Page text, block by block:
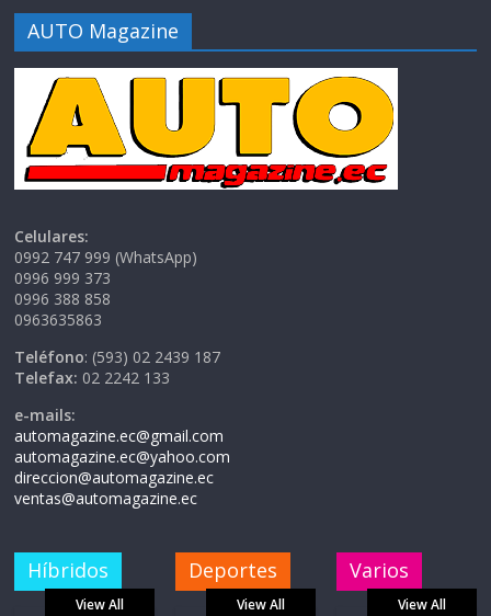
AUTO Magazine
Celulares:
0992 747 999 (WhatsApp)
0996 999 373
0996 388 858
0963635863
Teléfono: (593) 02 2439 187
Telefax: 02 2242 133
e-mails:
automagazine.ec@gmail.com
automagazine.ec@yahoo.com
direccion@automagazine.ec
ventas@automagazine.ec
Híbridos
View All
Deportes
View All
Varios
View All